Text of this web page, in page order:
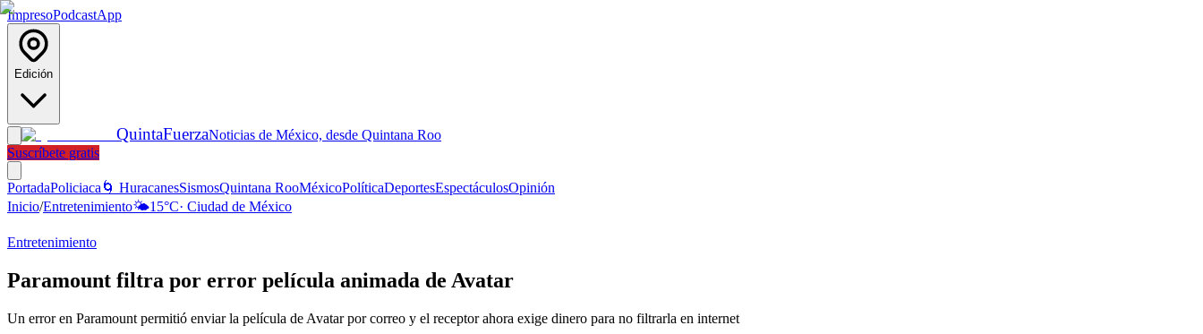
ImpresoPodcastApp
Edición
QuintaFuerzaNoticias de México, desde Quintana Roo
Suscríbete gratis
PortadaPoliciaca 🌀 HuracanesSismosQuintana RooMéxicoPolíticaDeportesEspectáculosOpinión
Inicio/Entretenimiento🌤️15°C· Ciudad de México
Entretenimiento
Paramount filtra por error película animada de Avatar
Un error en Paramount permitió enviar la película de Avatar por correo y el receptor ahora exige dinero para no filtrarla en internet